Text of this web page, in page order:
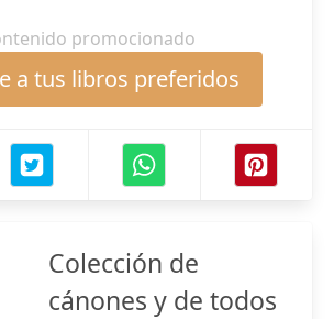
promocionado
a tus libros preferidos
Colección de
cánones y de todos